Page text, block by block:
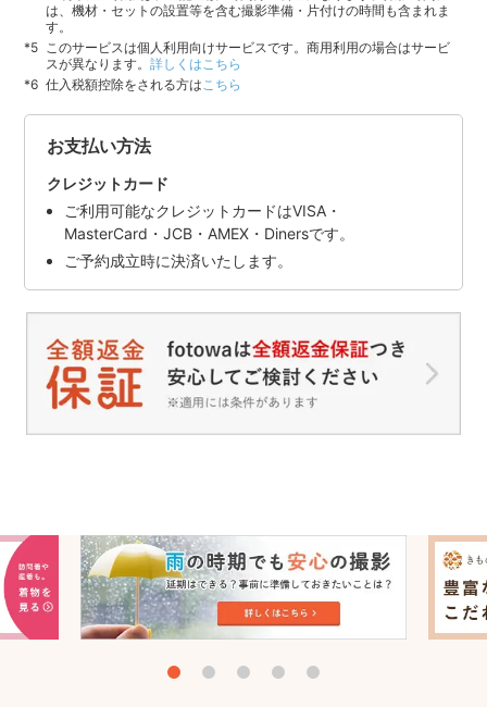
は、機材・セットの設置等を含む撮影準備・片付けの時間も含まれま
す。
このサービスは個人利用向けサービスです。商用利用の場合はサービ
スが異なります。詳しくはこちら
仕入税額控除をされる方は こちら
お支払い方法
クレジットカード
ご利用可能なクレジットカードはVISA・
MasterCard・JCB・AMEX・Dinersです。
ご予約成立時に決済いたします。